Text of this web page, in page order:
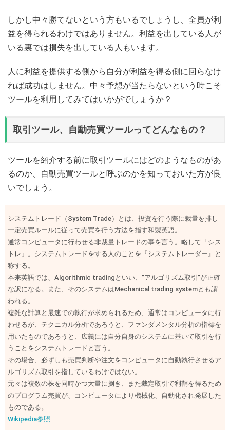
しかし中々勝てないという方もいるでしょうし、全員が利
益を得られるわけではありません。利益を出している人が
いる裏では損失を出している人もいます。
人に利益を提供する側から自分が利益を得る側に回らなけ
れば成功はしません。中々予想が当たらないという時こそ
ツールを利用してみてはいかがでしょうか？
取引ツール、自動売買ツールってどんなもの？
ツールを紹介する前に取引ツールにはどのようなものがあ
るのか、自動売買ツールと呼ぶのかを知っておいた方が良
いでしょう。
システムトレード（System Trade）とは、投資を行う際に裁量を排し
一定売買ルールに従って売買を行う方法を指す和製英語。
通常コンピュータに行わせる非裁量トレードの事を言う。略して「シス
トレ」。システムトレードをする人のことを『システムトレーダー』と
称する。
本来英語では、Algorithmic tradingといい、”アルゴリズム取引”が正確
な訳になる。また、そのシステムはMechanical trading systemとも謂
われる。
複雑な計算と最速での執行が求められるため、通常はコンピュータに行
わせるが、テクニカル分析であろうと、ファンダメンタル分析の指標を
用いたものであろうと、広義には自分自身のシステムに基いて取引を行
うことをシステムトレードと言う。
その場合、必ずしも売買判断や注文をコンピュータに自動執行させるア
ルゴリズム取引を指しているわけではない。
元々は複数の株を同時かつ大量に捌き、また裁定取引で利鞘を得るため
のプログラム売買が、コンピュータにより機械化、自動化され発展した
ものである。
Wikipedia参照